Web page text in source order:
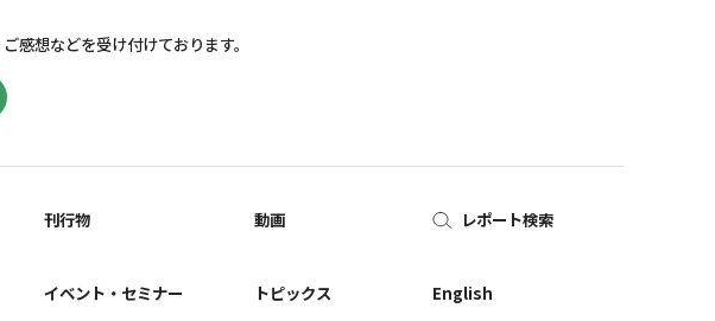
感想などを受け付けております。
刊行物
イベント・セミナー
動画
トピックス
レポート検索
English